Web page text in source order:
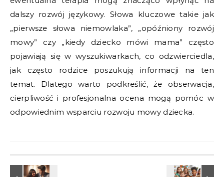
dalszy rozwój językowy. Słowa kluczowe takie jak
„pierwsze słowa niemowlaka”, „opóźniony rozwój
mowy” czy „kiedy dziecko mówi mama” często
pojawiają się w wyszukiwarkach, co odzwierciedla,
jak często rodzice poszukują informacji na ten
temat. Dlatego warto podkreślić, że obserwacja,
cierpliwość i profesjonalna ocena mogą pomóc w
odpowiednim wsparciu rozwoju mowy dziecka.